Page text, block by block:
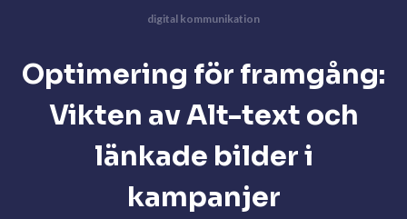
digital kommunikation
Optimering för framgång:
Vikten av Alt-text och
länkade bilder i
kampanjer